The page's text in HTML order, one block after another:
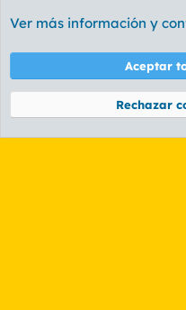
Cookies
PL
Términos y
Community platform by XenForo® ©
Ver más información y
Aceptar
Rechazar